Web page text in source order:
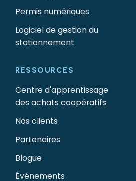
Permis numériques
Logiciel de gestion du
stationnement
RESSOURCES
Centre d'apprentissage
des achats coopératifs
Nos clients
Partenaires
Blogue
Événements